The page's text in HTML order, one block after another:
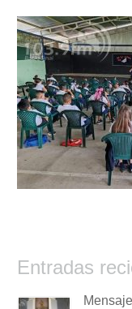
Entradas